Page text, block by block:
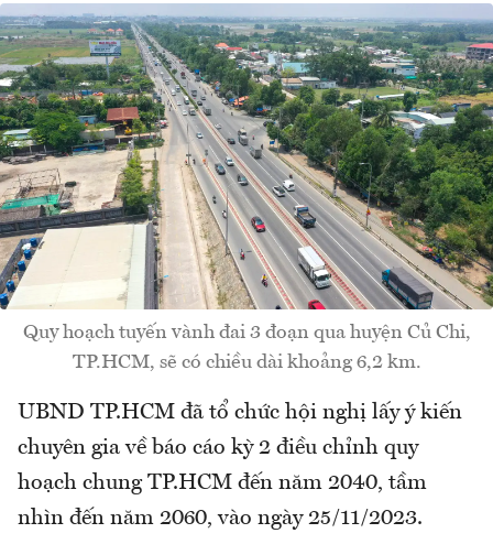
Quy hoạch tuyến vành đai 3 đoạn qua huyện Củ Chi,
TP.HCM, sẽ có chiều dài khoảng 6,2 km.
UBND TP.HCM đã tổ chức hội nghị lấy ý kiến
chuyên gia về báo cáo kỳ 2 điều chỉnh quy
hoạch chung TP.HCM đến năm 2040, tầm
nhìn đến năm 2060, vào ngày 25/11/2023.